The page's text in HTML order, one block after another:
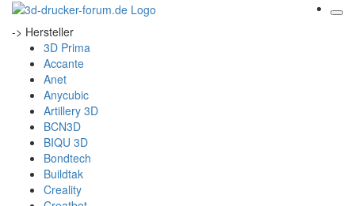
-> Hersteller
3D Prima
Accante
Anet
Anycubic
Artillery 3D
BCN3D
BIQU 3D
Bondtech
Buildtak
Creality